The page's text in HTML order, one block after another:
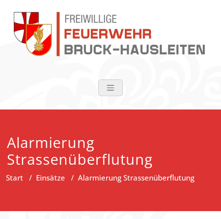
springen
FF Bruck-
Alarmierung
Strassenüberflutung
Start / Einsätze / Alarmierung Strassenüberflutung